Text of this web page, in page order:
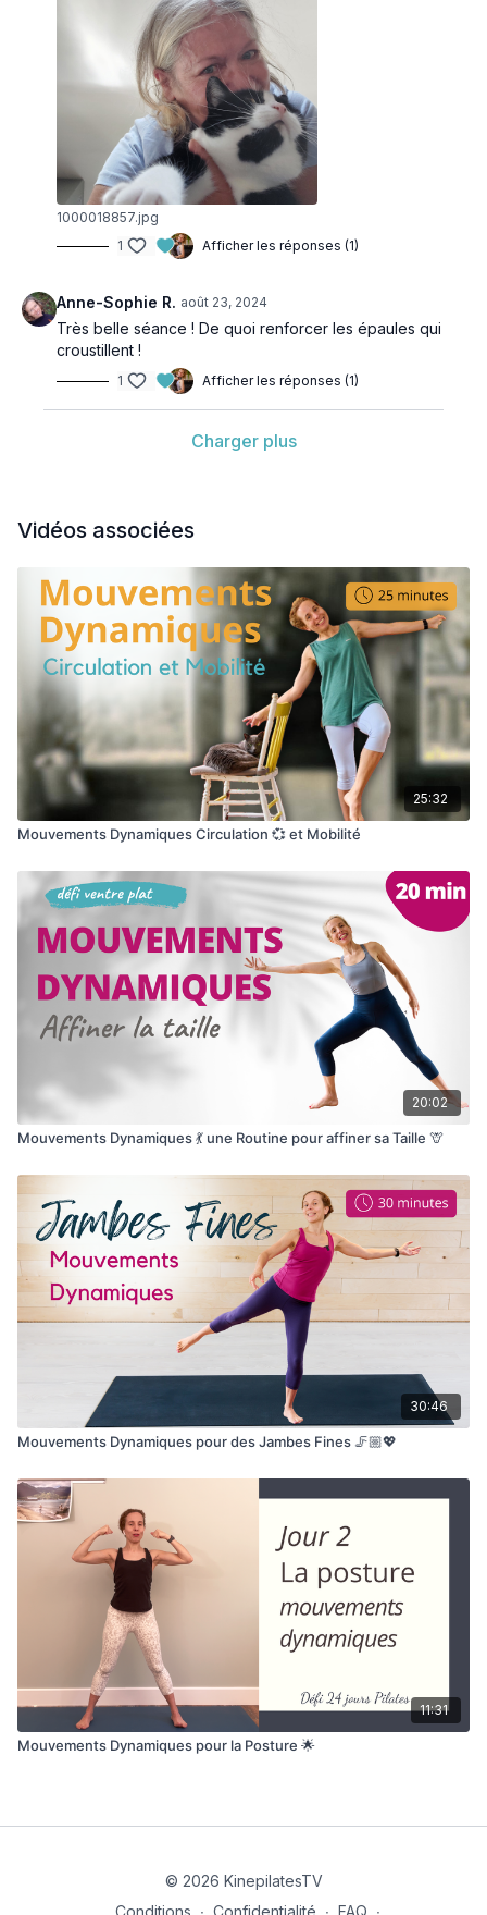
1000018857.jpg
1
Afficher les réponses (1)
Anne-Sophie R. août 23, 2024
Très belle séance ! De quoi renforcer les épaules qui
croustillent !
1 Afficher les réponses (1)
Charger plus
Vidéos associées
25:32
Mouvements Dynamiques Circulation 💞 et Mobilité
20:02
Mouvements Dynamiques 💃 une Routine pour affiner sa Taille 🦒
30:46
Mouvements Dynamiques pour des Jambes Fines 🦵🏼💖
11:31
Mouvements Dynamiques pour la Posture 🌟
© 2026 KinepilatesTV
Conditions ∙ Confidentialité ∙ FAQ ∙